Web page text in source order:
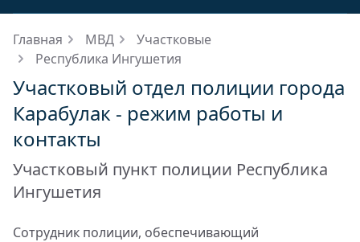
Главная МВД
Участковые
Республика Ингушетия
Участковый отдел полиции города
Карабулак - режим работы и
контакты
Участковый пункт полиции Республика
Ингушетия
Сотрудник полиции, обеспечивающий